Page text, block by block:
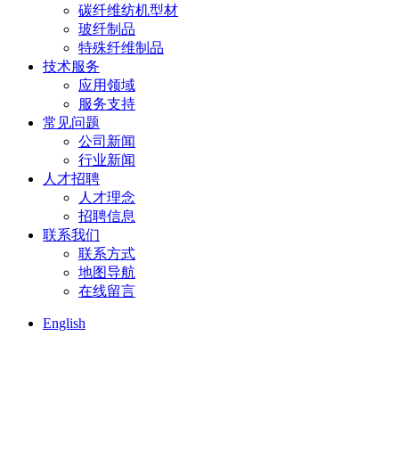
碳纤维纺机型材
玻纤制品
特殊纤维制品
技术服务
应用领域
服务支持
常见问题
公司新闻
行业新闻
人才招聘
人才理念
招聘信息
联系我们
联系方式
地图导航
在线留言
English